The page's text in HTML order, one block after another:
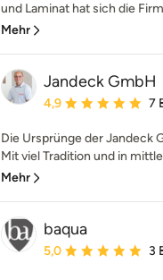
und Laminat hat sich die
Mehr
Jandeck GmbH
Durchschnittliche
4,9 7
Die Ursprünge der Jandeck
Mit viel Tradition und in
Mehr
baqua
Durchschnittliche
5,0 3